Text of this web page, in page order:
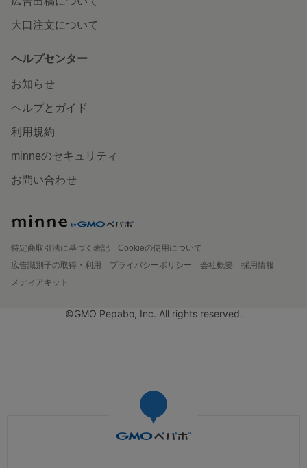
大口注文について
ヘルプセンター
お知らせ
ヘルプとガイド
利用規約
minneのセキュリティ
お問い合わせ
特定商取引法に基づく表記
Cookieの使用について
広告識別子の取得・利用
プライバシーポリシー 会社概要
採用情報
メディアキット
©GMO Pepabo, Inc. All rights reserved.